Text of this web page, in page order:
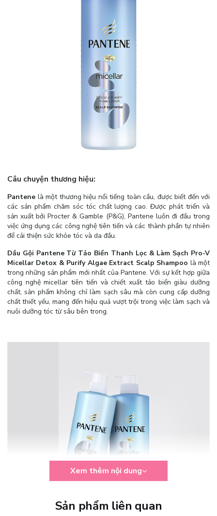
Câu chuyện thương hiệu:
Pantene là một thương hiệu nổi tiếng toàn cầu, được biết đến với
các sản phẩm chăm sóc tóc chất lượng cao. Được phát triển và
sản xuất bởi Procter & Gamble (P&G), Pantene luôn đi đầu trong
việc ứng dụng các công nghệ tiên tiến và các thành phần tự nhiên
để cải thiện sức khỏe tóc và da đầu.
Dầu Gội Pantene Từ Tảo Biển Thanh Lọc & Làm Sạch Pro-V
Micellar Detox & Purify Algae Extract Scalp Shampoo là một
trong những sản phẩm mới nhất của Pantene. Với sự kết hợp giữa
công nghệ micellar tiên tiến và chiết xuất tảo biển giàu dưỡng
chất, sản phẩm không chỉ làm sạch sâu mà còn cung cấp dưỡng
chất thiết yếu, mang đến hiệu quả vượt trội trong việc làm sạch và
nuôi dưỡng tóc từ sâu bên trong.
Xem thêm nội dung
Sản phẩm liên quan